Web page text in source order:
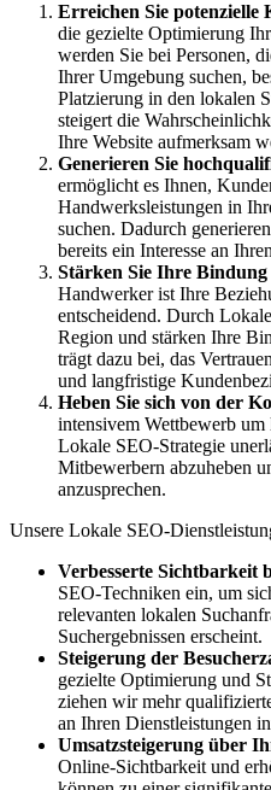
Erreichen Sie
die gezielte Optimierung
werden Sie bei Personen,
Ihrer Umgebung suchen,
Platzierung in den lokalen
steigert die
Ihre Website aufmerksam
Generieren Sie
ermöglicht es Ihnen,
Handwerksleistungen in
suchen. Dadurch
bereits ein Interesse an
Stärken Sie Ihre
Handwerker ist Ihre
entscheidend. Durch
Region und stärken Ihre
trägt dazu bei, das
und langfristige
Heben Sie sich von der
intensivem Wettbewerb
Lokale SEO-Strategie
Mitbewerbern abzuheben
anzusprechen.
Unsere Lokale SEO-
Verbesserte Sichtbarkeit
SEO-Techniken ein, um
relevanten lokalen
Suchergebnissen erscheint.
Steigerung der
gezielte Optimierung und
ziehen wir mehr
an Ihren Dienstleistungen
Umsatzsteigerung über
Online-Sichtbarkeit und